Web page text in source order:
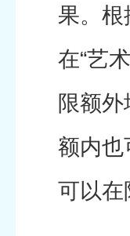
果。
在“艺
限额
额内也
可以在